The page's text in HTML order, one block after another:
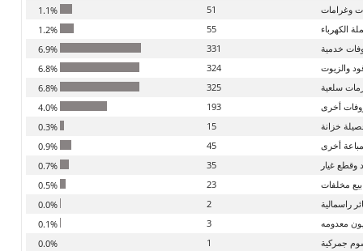
وغرامات
51
الكهرباء
55
خدمية
331
والزيوت
324
سلعية
325
أخرى
193
خزانة
15
أخرى
45
وقطع غيار
35
مخلفات
23
راسمالية
2
معدومه
3
جمركية
1